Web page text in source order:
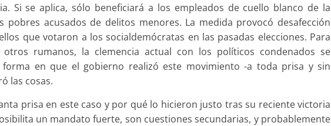
Si se aplica, sólo beneficiará a los empleados de cuello blanco de la
pobres acusados de delitos menores. La medida provocó desafección
que votaron a los socialdemócratas en las pasadas elecciones. Para
rumanos, la clemencia actual con los políticos condenados se
en que el gobierno realizó este movimiento -a toda prisa y sin
las cosas.
prisa en este caso y por qué lo hicieron justo tras su reciente victoria
un mandato fuerte, son cuestiones secundarias, y probablemente